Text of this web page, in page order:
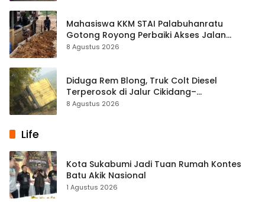
Mahasiswa KKM STAI Palabuhanratu
Gotong Royong Perbaiki Akses Jalan
Majelis Ta’lim di Sagaranten
8 Agustus 2026
Diduga Rem Blong, Truk Colt Diesel
Terperosok di Jalur Cikidang–
Palabuhanratu
8 Agustus 2026
Life
Kota Sukabumi Jadi Tuan Rumah Kontes
Batu Akik Nasional
1 Agustus 2026